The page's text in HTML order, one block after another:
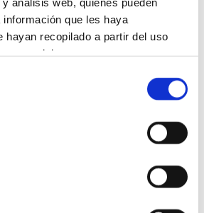
que les haya
hayan recopilado a partir del uso
servicios.